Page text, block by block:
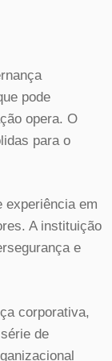
pode
opera. O
para o
experiência em
A instituição
e
corporativa,
de